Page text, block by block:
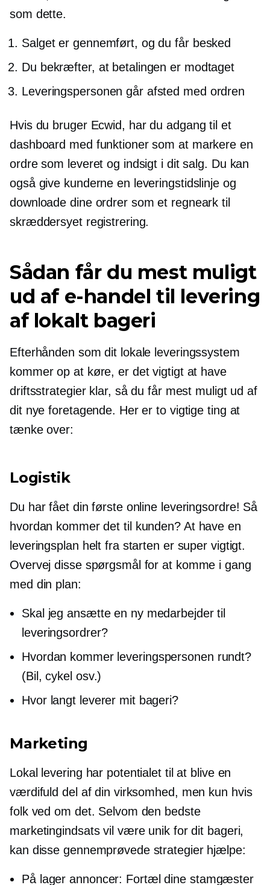
som dette.
Salget er gennemført, og du får besked
Du bekræfter, at betalingen er modtaget
Leveringspersonen går afsted med ordren
Hvis du bruger Ecwid, har du adgang til et
dashboard med funktioner som at markere en
ordre som leveret og indsigt i dit salg. Du kan
også give kunderne en leveringstidslinje og
downloade dine ordrer som et regneark til
skræddersyet registrering.
Sådan får du mest muligt
ud af e-handel til levering
af lokalt bageri
Efterhånden som dit lokale leveringssystem
kommer op at køre, er det vigtigt at have
driftsstrategier klar, så du får mest muligt ud af
dit nye foretagende. Her er to vigtige ting at
tænke over:
Logistik
Du har fået din første online leveringsordre! Så
hvordan kommer det til kunden? At have en
leveringsplan helt fra starten er super vigtigt.
Overvej disse spørgsmål for at komme i gang
med din plan:
Skal jeg ansætte en ny medarbejder til
leveringsordrer?
Hvordan kommer leveringspersonen rundt?
(Bil, cykel osv.)
Hvor langt leverer mit bageri?
Marketing
Lokal levering har potentialet til at blive en
værdifuld del af din virksomhed, men kun hvis
folk ved om det. Selvom den bedste
marketingindsats vil være unik for dit bageri,
kan disse gennemprøvede strategier hjælpe:
På lager annoncer: Fortæl dine stamgæster